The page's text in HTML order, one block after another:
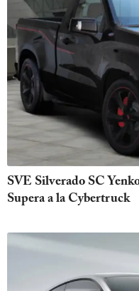
SVE Silverado SC
Supera a la Cybertruck